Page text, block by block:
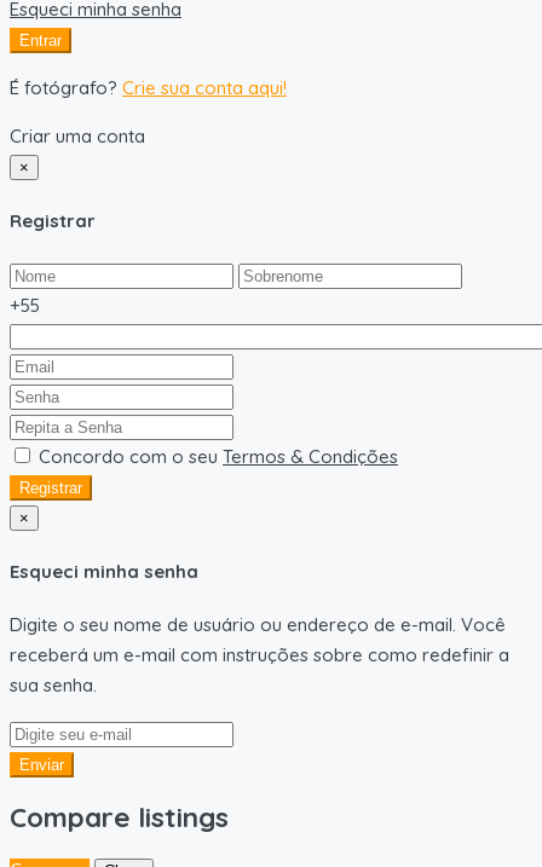
Esqueci minha senha
Entrar
É fotógrafo? Crie sua conta aqui!
Criar uma conta
×
Registrar
+55
Concordo com o seu Termos & Condições
Registrar
×
Esqueci minha senha
Digite o seu nome de usuário ou endereço de e-mail. Você
receberá um e-mail com instruções sobre como redefinir a
sua senha.
Enviar
Compare listings